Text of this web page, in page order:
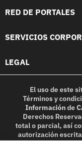
RED DE PORTALES
SERVICIOS
LEGAL
El uso de este
Términos y
Informaciónde
Derechos
total o parcial, así
autorización